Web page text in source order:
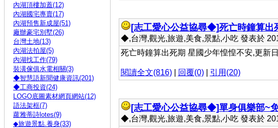
內湖頂樓加蓋(12)
內湖國宅專賣(17)
內湖預售新成屋(51)
廠辦豪宅別墅(26)
台灣土地(13)
內湖法拍屋(5)
內湖找工作(79)
裝潢傢俱水電相關(3)
◆智慧語新聞健康資訊(201)
◆工商投資(24)
LOGO底圖素材網頁網站(12)
語法架框(7)
蘿雅蒂詩lotes(9)
◆旅遊景點.養身(33)
[志工愛心公益協尋◆]死亡時鐘算出
◆,台灣,觀光,旅遊,美食,景點,小吃 發表於
死亡時鐘算出死期 星國少年惶惶不安,更新
閱讀全文(816)| 回覆(0)| 引用(20)
[志工愛心公益協尋◆]單身俱樂部~
◆,台灣,觀光,旅遊,美食,景點,小吃 發表於